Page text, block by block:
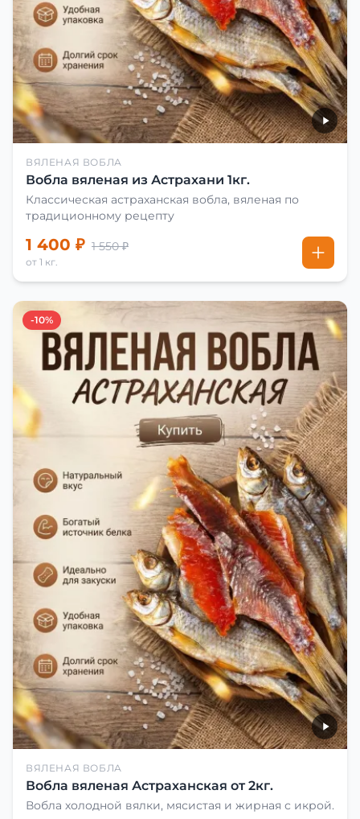
ВЯЛЕНАЯ ВОБЛА
Вобла вяленая из Астрахани 1кг.
Классическая астраханская вобла, вяленая по
традиционному рецепту
1 400 ₽ 1 550 ₽
от 1 кг.
-10%
ВЯЛЕНАЯ ВОБЛА
Вобла вяленая Астраханская от 2кг.
Вобла холодной вялки, мясистая и жирная с икрой.